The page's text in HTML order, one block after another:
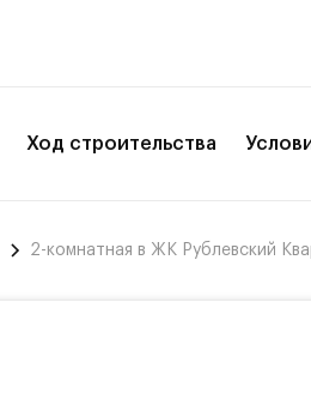
Ход строительства
2-комнатная в ЖК Рублевский